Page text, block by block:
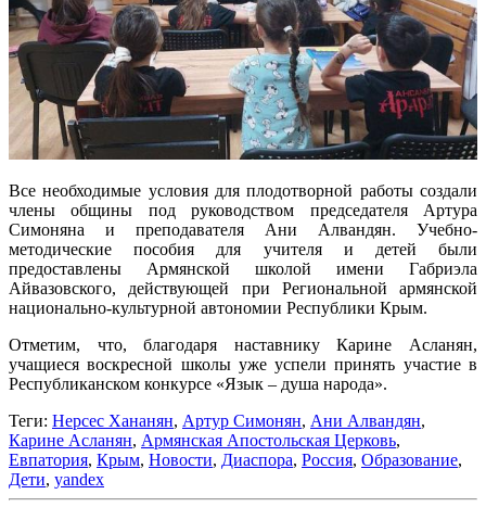
Все необходимые условия для плодотворной работы создали
члены общины под руководством председателя Артура
Симоняна и преподавателя Ани Алвандян. Учебно-
методические пособия для учителя и детей были
предоставлены Армянской школой имени Габриэла
Айвазовского, действующей при Региональной армянской
национально-культурной автономии Республики Крым.
Отметим, что, благодаря наставнику Карине Асланян,
учащиеся воскресной школы уже успели принять участие в
Республиканском конкурсе «Язык – душа народа».
Теги: Нерсес Хананян, Артур Симонян, Ани Алвандян,
Карине Асланян, Армянская Апостольская Церковь,
Евпатория, Крым, Новости, Диаспора, Россия, Образование,
Дети, yandex